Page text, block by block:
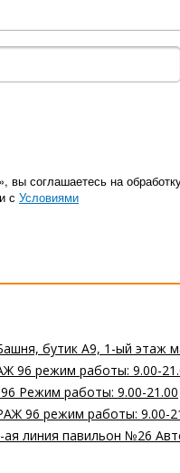
вы соглашаетесь на
с Условиями
бутик А9, 1-ый этаж
96 режим работы: 9.00-
Режим работы: 9.00-21.00
96 режим работы: 9.00-
ая линия павильон №26